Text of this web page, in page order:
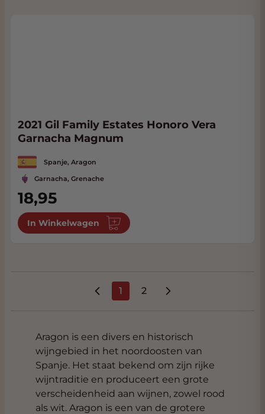
2021 Gil Family Estates Honoro Vera
Garnacha Magnum
Spanje, Aragon
Garnacha, Grenache
18,95
In Winkelwagen
U lees momenteel pagina
1 Pagina
2
Aragon is een divers en historisch
wijngebied in het noordoosten van
Spanje. Het staat bekend om zijn rijke
wijntraditie en produceert een grote
verscheidenheid aan wijnen, zowel rood
als wit. Aragon is een van de grotere